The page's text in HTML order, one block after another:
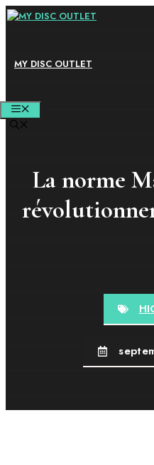
Aller
MY DISC OUTLET
La norme